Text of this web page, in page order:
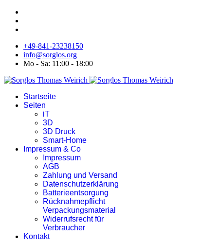
+49-841-23238150
info@sorglos.org
Mo - Sa: 11:00 - 18:00
Startseite
Seiten
iT
3D
3D Druck
Smart-Home
Impressum & Co
Impressum
AGB
Zahlung und Versand
Datenschutzerklärung
Batterieentsorgung
Rücknahmepflicht
Verpackungsmaterial
Widerrufsrecht für
Verbraucher
Kontakt